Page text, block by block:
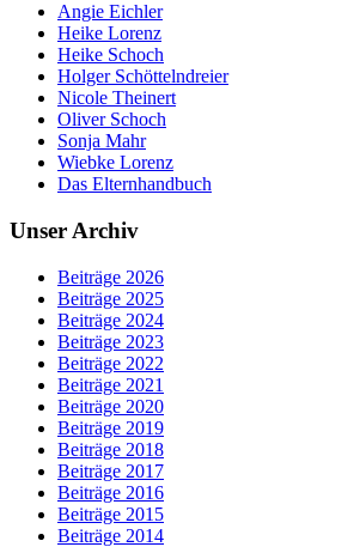
Angie Eichler
Heike Lorenz
Heike Schoch
Holger Schöttelndreier
Nicole Theinert
Oliver Schoch
Sonja Mahr
Wiebke Lorenz
Das Elternhandbuch
Unser Archiv
Beiträge 2026
Beiträge 2025
Beiträge 2024
Beiträge 2023
Beiträge 2022
Beiträge 2021
Beiträge 2020
Beiträge 2019
Beiträge 2018
Beiträge 2017
Beiträge 2016
Beiträge 2015
Beiträge 2014